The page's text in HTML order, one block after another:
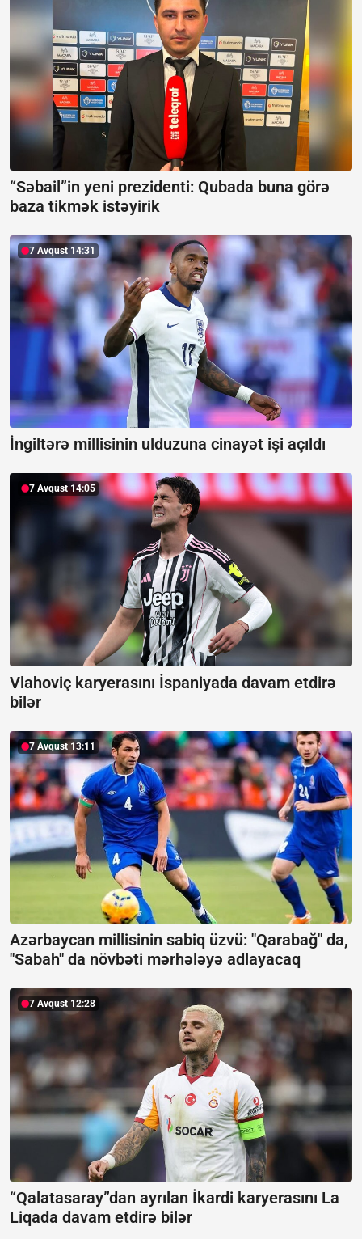
“Səbail”in yeni prezidenti: Qubada buna görə
baza tikmək istəyirik
7 Avqust 14:31
İngiltərə millisinin ulduzuna cinayət işi açıldı
7 Avqust 14:05
Vlahoviç karyerasını İspaniyada davam etdirə
bilər
7 Avqust 13:11
Azərbaycan millisinin sabiq üzvü: "Qarabağ" da,
"Sabah" da növbəti mərhələyə adlayacaq
7 Avqust 12:28
“Qalatasaray”dan ayrılan İkardi karyerasını La
Liqada davam etdirə bilər